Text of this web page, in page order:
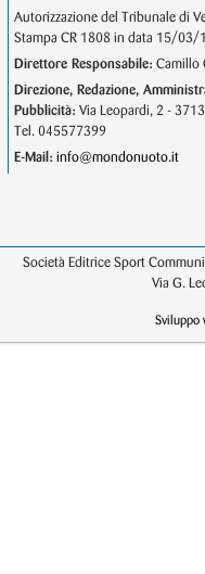
Autorizzazione del Tribunale di
Stampa CR 1808 in data 15/03/
Direttore Responsabile: Camillo
Direzione, Redazione,
Pubblicità: Via Leopardi, 2 -
Tel. 045577399
E-Mail: info@mondonuoto.it
Società Editrice Sport
Via G.
Sviluppo